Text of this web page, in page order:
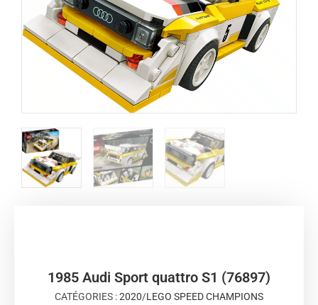
1985 Audi Sport quattro S1 (76897)
CATÉGORIES :2020/LEGO SPEED CHAMPIONS